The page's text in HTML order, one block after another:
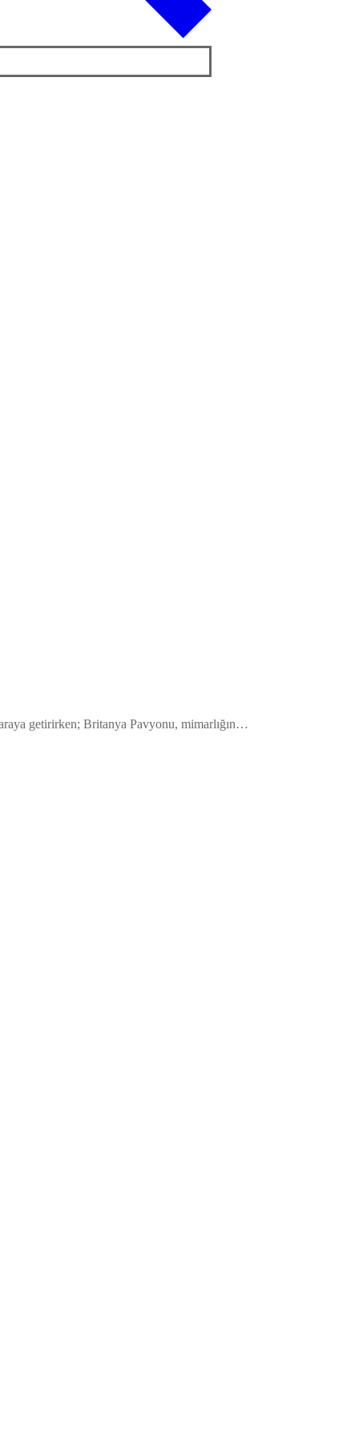
getirirken; Britanya Pavyonu, mimarlığın…